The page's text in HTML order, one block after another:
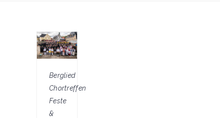
Berglied
Chortreffen
Feste
&